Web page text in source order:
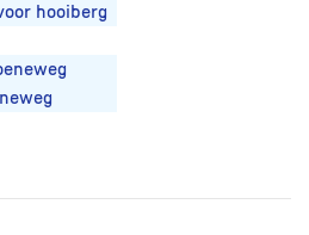
hooiberg